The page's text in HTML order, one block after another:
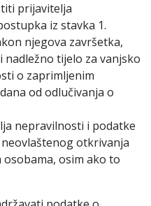
prijavitelja
iz stavka 1.
njegova završetka,
tijelo za vanjsko
o zaprimljenim
od odlučivanja o
nepravilnosti i podatke
otkrivanja
osim ako to